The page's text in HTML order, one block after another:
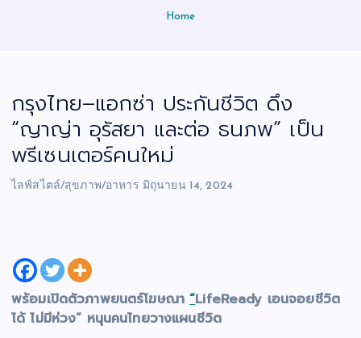
Home
กรุงไทย–แอกซ่า ประกันชีวิต ดึง
“ญาญ่า อุรัสยา และต่อ ธนภพ” เป็น
พรีเซนเตอร์คนใหม่
ไลฟ์สไตล์/สุขภาพ/อาหาร มิถุนายน 14, 2024
พร้อมเปิดตัวภาพยนตร์โฆษณา“LifeReady เอนจอยชีวิต
ได้ ไม่มีห่วง” หนุนคนไทยวางแผนชีวิต